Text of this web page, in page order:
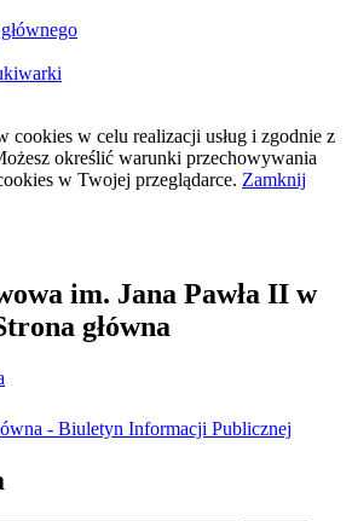
cookies w celu realizacji usług i zgodnie z
określić warunki przechowywania
w Twojej przeglądarce. Zamknij
im. Jana Pawła II w
główna
- Biuletyn Informacji Publicznej